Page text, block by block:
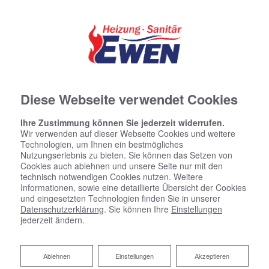
Heizungsbau Ewen
Diese Webseite verwendet Cookies
Ihre Zustimmung können Sie jederzeit widerrufen.
Wir verwenden auf dieser Webseite Cookies und weitere
Technologien, um Ihnen ein bestmögliches
Nutzungserlebnis zu bieten. Sie können das Setzen von
Cookies auch ablehnen und unsere Seite nur mit den
technisch notwendigen Cookies nutzen. Weitere
Informationen, sowie eine detaillierte Übersicht der Cookies
und eingesetzten Technologien finden Sie in unserer
Datenschutzerklärung. Sie können Ihre Einstellungen
jederzeit ändern.
Akzeptieren
Einstellungen
Ablehnen
Ablehnen